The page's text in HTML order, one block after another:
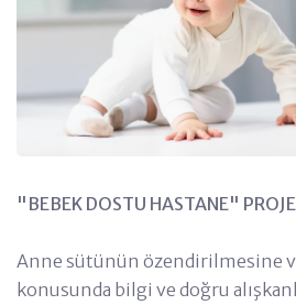
"BEBEK DOSTU HASTANE"
Anne sütünün özendirilmesine
konusunda bilgi ve doğru